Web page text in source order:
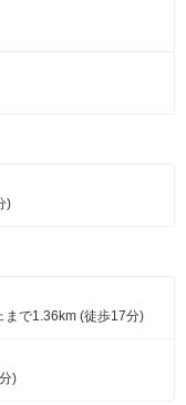
)
まで1.36km (徒歩17分)
)